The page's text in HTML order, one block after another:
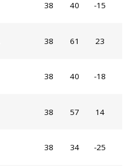
38 40 -15
38 61 23
38 40 -18
38 57 14
38 34 -25